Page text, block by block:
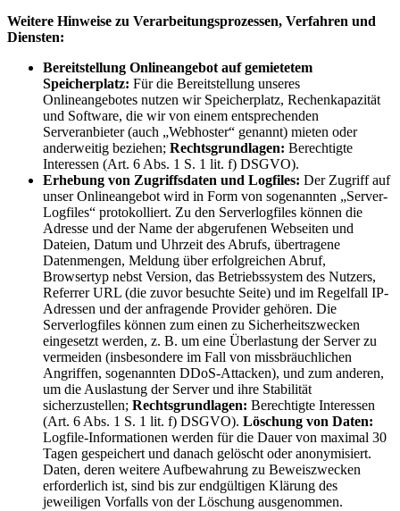
Weitere Hinweise zu Verarbeitungsprozessen, Verfahren und
Diensten:
Bereitstellung Onlineangebot auf gemietetem
Speicherplatz: Für die Bereitstellung unseres
Onlineangebotes nutzen wir Speicherplatz, Rechenkapazität
und Software, die wir von einem entsprechenden
Serveranbieter (auch „Webhoster“ genannt) mieten oder
anderweitig beziehen; Rechtsgrundlagen: Berechtigte
Interessen (Art. 6 Abs. 1 S. 1 lit. f) DSGVO).
Erhebung von Zugriffsdaten und Logfiles: Der Zugriff auf
unser Onlineangebot wird in Form von sogenannten „Server-
Logfiles“ protokolliert. Zu den Serverlogfiles können die
Adresse und der Name der abgerufenen Webseiten und
Dateien, Datum und Uhrzeit des Abrufs, übertragene
Datenmengen, Meldung über erfolgreichen Abruf,
Browsertyp nebst Version, das Betriebssystem des Nutzers,
Referrer URL (die zuvor besuchte Seite) und im Regelfall IP-
Adressen und der anfragende Provider gehören. Die
Serverlogfiles können zum einen zu Sicherheitszwecken
eingesetzt werden, z. B. um eine Überlastung der Server zu
vermeiden (insbesondere im Fall von missbräuchlichen
Angriffen, sogenannten DDoS-Attacken), und zum anderen,
um die Auslastung der Server und ihre Stabilität
sicherzustellen; Rechtsgrundlagen: Berechtigte Interessen
(Art. 6 Abs. 1 S. 1 lit. f) DSGVO). Löschung von Daten:
Logfile-Informationen werden für die Dauer von maximal 30
Tagen gespeichert und danach gelöscht oder anonymisiert.
Daten, deren weitere Aufbewahrung zu Beweiszwecken
erforderlich ist, sind bis zur endgültigen Klärung des
jeweiligen Vorfalls von der Löschung ausgenommen.